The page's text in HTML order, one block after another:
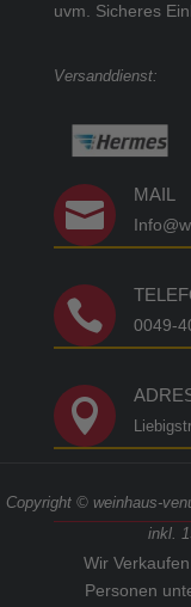
uvm. Sicheres
Versanddienst:

MAIL
 0049-

Copyright © weinhaus-
inkl.
Wir
Personen